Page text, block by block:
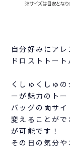
自分好みにア
ドロストトート
くしゅくしゅ
ーが魅力のトー
バッグの両サ
変えることが
が可能です！
その日の気分